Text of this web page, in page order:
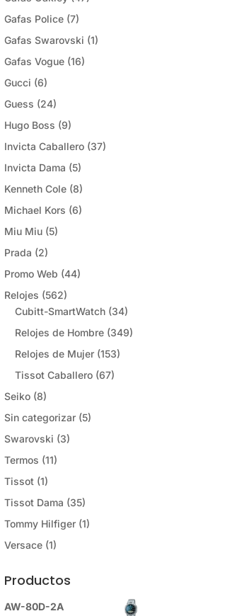
Gafas Police (7)
Gafas Swarovski (1)
Gafas Vogue (16)
Gucci (6)
Guess (24)
Hugo Boss (9)
Invicta Caballero (37)
Invicta Dama (5)
Kenneth Cole (8)
Michael Kors (6)
Miu Miu (5)
Prada (2)
Promo Web (44)
Relojes (562)
Cubitt-SmartWatch (34)
Relojes de Hombre (349)
Relojes de Mujer (153)
Tissot Caballero (67)
Seiko (8)
Sin categorizar (5)
Swarovski (3)
Termos (11)
Tissot (1)
Tissot Dama (35)
Tommy Hilfiger (1)
Versace (1)
Productos
AW-80D-2A